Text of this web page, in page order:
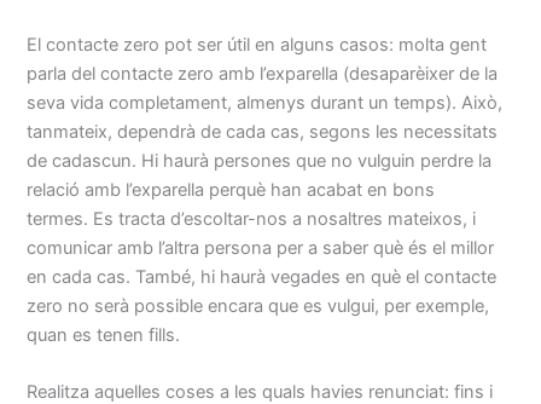
El contacte zero pot ser útil en alguns casos: molta gent
parla del contacte zero amb l’exparella (desaparèixer de la
seva vida completament, almenys durant un temps). Això,
tanmateix, dependrà de cada cas, segons les necessitats
de cadascun. Hi haurà persones que no vulguin perdre la
relació amb l’exparella perquè han acabat en bons
termes. Es tracta d’escoltar-nos a nosaltres mateixos, i
comunicar amb l’altra persona per a saber què és el millor
en cada cas. També, hi haurà vegades en què el contacte
zero no serà possible encara que es vulgui, per exemple,
quan es tenen fills.
Realitza aquelles coses a les quals havies renunciat: fins i